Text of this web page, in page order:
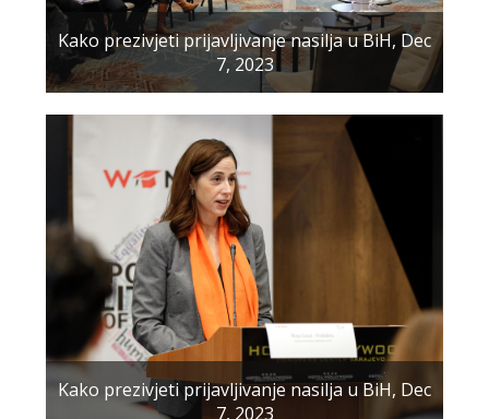
Kako prezivjeti prijavljivanje nasilja u BiH, Dec
7, 2023
Kako prezivjeti prijavljivanje nasilja u BiH, Dec
7, 2023